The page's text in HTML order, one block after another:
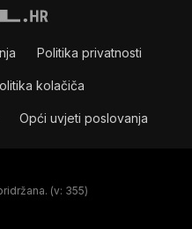
Politika privatnosti
kolačiča
Opći uvjeti poslovanja
(v: 355)